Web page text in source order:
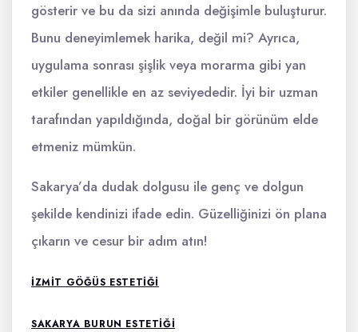
gösterir ve bu da sizi anında değişimle buluşturur.
Bunu deneyimlemek harika, değil mi? Ayrıca,
uygulama sonrası şişlik veya morarma gibi yan
etkiler genellikle en az seviyededir. İyi bir uzman
tarafından yapıldığında, doğal bir görünüm elde
etmeniz mümkün.
Sakarya’da dudak dolgusu ile genç ve dolgun
şekilde kendinizi ifade edin. Güzelliğinizi ön plana
çıkarın ve cesur bir adım atın!
İZMIT GÖĞÜS ESTETIĞI
SAKARYA BURUN ESTETIĞI